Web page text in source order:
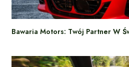
Bawaria Motors: Twój Partner W